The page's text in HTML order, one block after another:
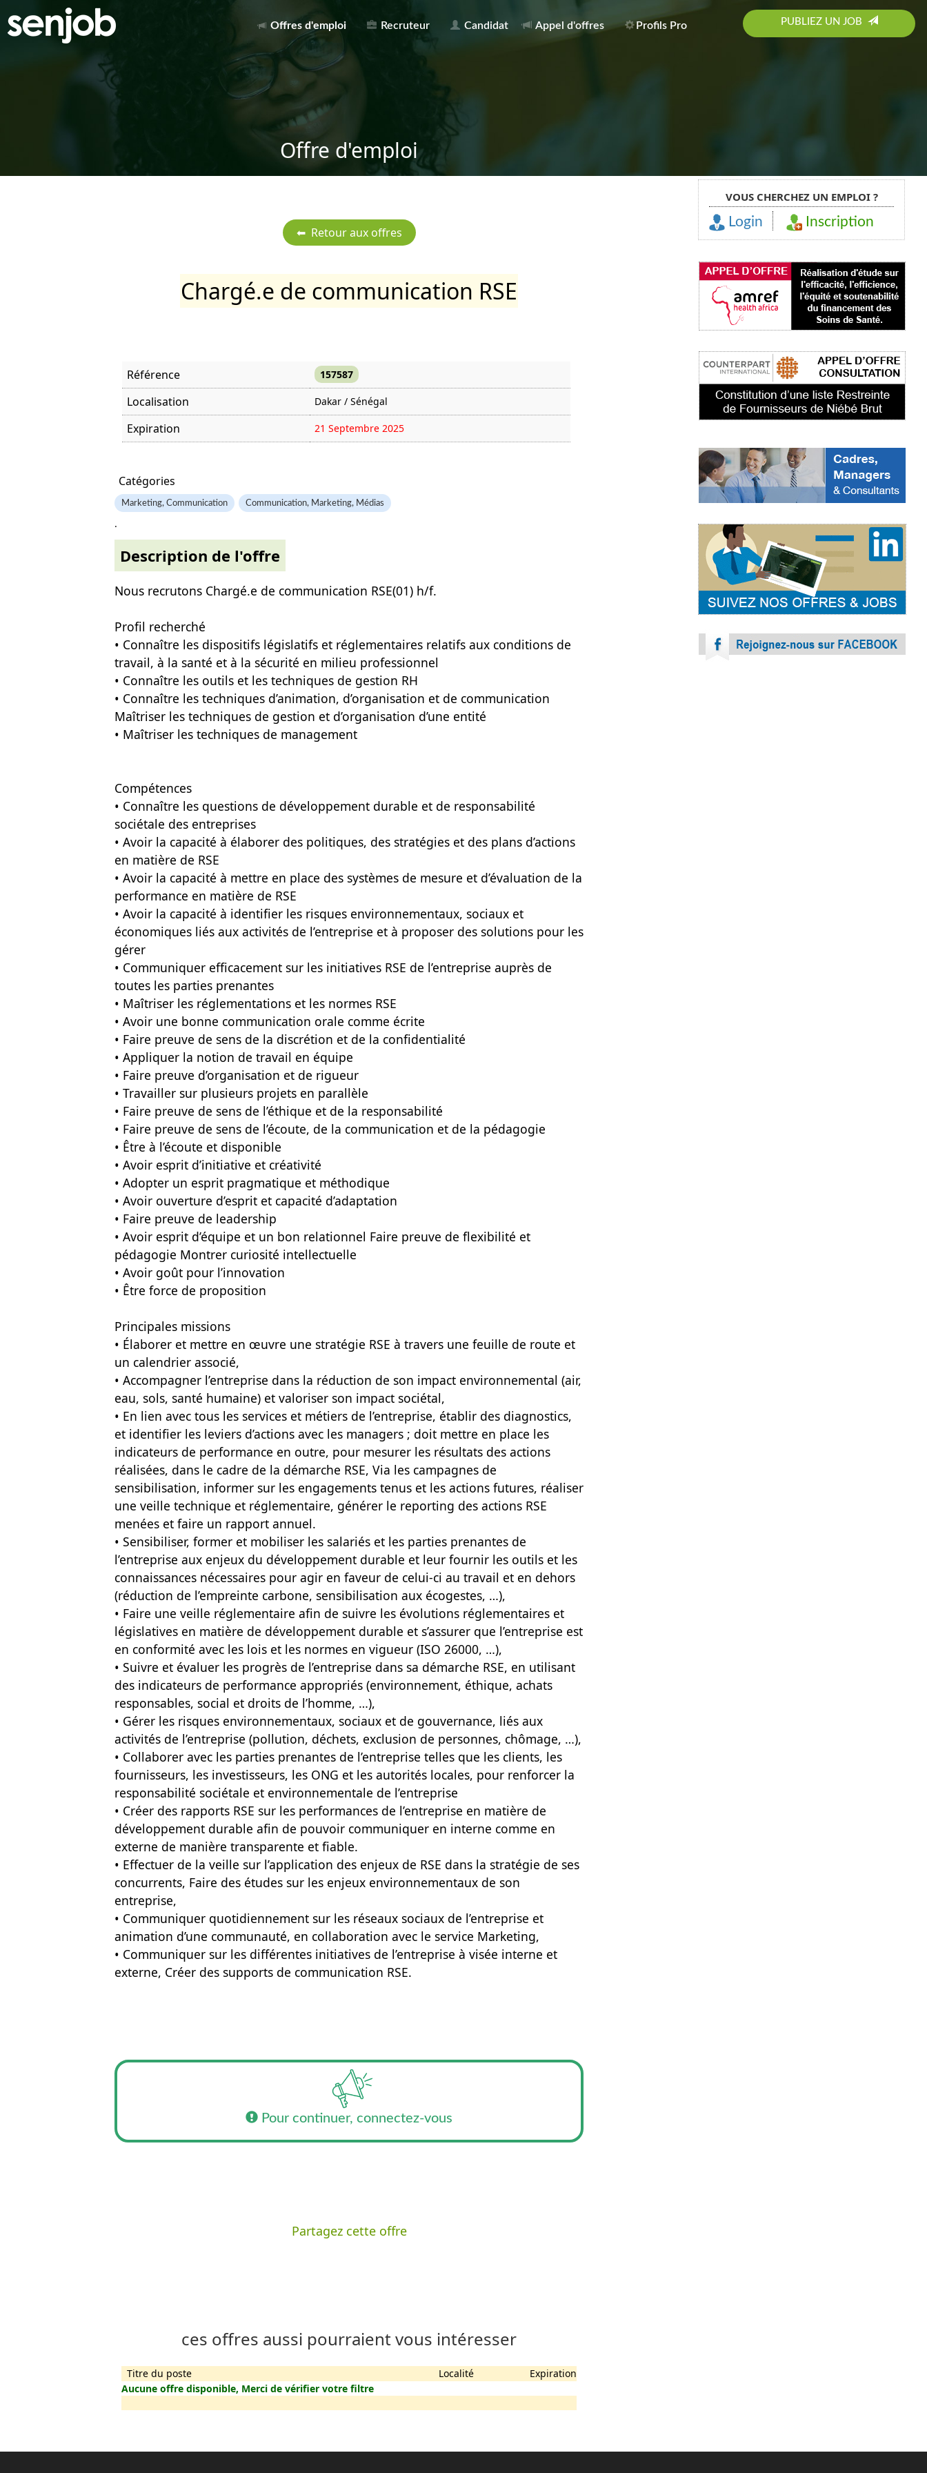
Offres d'emploi Recruteur Candidat Appel d'offres Profils Pro PUBLIEZ UN JOB
Offre d'emploi
Chargé.e de communication RSE
Référence 157587
Localisation Dakar / Sénégal
Expiration 21 Septembre 2025
Catégories
Marketing, Communication Communication, Marketing, Médias
.
Description de l'offre
Nous recrutons Chargé.e de communication RSE(01) h/f.
Profil recherché
• Connaître les dispositifs législatifs et réglementaires relatifs aux conditions de
travail, à la santé et à la sécurité en milieu professionnel
• Connaître les outils et les techniques de gestion RH
• Connaître les techniques d’animation, d’organisation et de communication
Maîtriser les techniques de gestion et d’organisation d’une entité
• Maîtriser les techniques de management
Compétences
• Connaître les questions de développement durable et de responsabilité
sociétale des entreprises
• Avoir la capacité à élaborer des politiques, des stratégies et des plans d’actions
en matière de RSE
• Avoir la capacité à mettre en place des systèmes de mesure et d’évaluation de la
performance en matière de RSE
• Avoir la capacité à identifier les risques environnementaux, sociaux et
économiques liés aux activités de l’entreprise et à proposer des solutions pour les
gérer
• Communiquer efficacement sur les initiatives RSE de l’entreprise auprès de
toutes les parties prenantes
• Maîtriser les réglementations et les normes RSE
• Avoir une bonne communication orale comme écrite
• Faire preuve de sens de la discrétion et de la confidentialité
• Appliquer la notion de travail en équipe
• Faire preuve d’organisation et de rigueur
• Travailler sur plusieurs projets en parallèle
• Faire preuve de sens de l’éthique et de la responsabilité
• Faire preuve de sens de l’écoute, de la communication et de la pédagogie
• Être à l’écoute et disponible
• Avoir esprit d’initiative et créativité
• Adopter un esprit pragmatique et méthodique
• Avoir ouverture d’esprit et capacité d’adaptation
• Faire preuve de leadership
• Avoir esprit d’équipe et un bon relationnel Faire preuve de flexibilité et
pédagogie Montrer curiosité intellectuelle
• Avoir goût pour l’innovation
• Être force de proposition
Principales missions
• Élaborer et mettre en œuvre une stratégie RSE à travers une feuille de route et
un calendrier associé,
• Accompagner l’entreprise dans la réduction de son impact environnemental (air,
eau, sols, santé humaine) et valoriser son impact sociétal,
• En lien avec tous les services et métiers de l’entreprise, établir des diagnostics,
et identifier les leviers d’actions avec les managers ; doit mettre en place les
indicateurs de performance en outre, pour mesurer les résultats des actions
réalisées, dans le cadre de la démarche RSE, Via les campagnes de
sensibilisation, informer sur les engagements tenus et les actions futures, réaliser
une veille technique et réglementaire, générer le reporting des actions RSE
menées et faire un rapport annuel.
• Sensibiliser, former et mobiliser les salariés et les parties prenantes de
l’entreprise aux enjeux du développement durable et leur fournir les outils et les
connaissances nécessaires pour agir en faveur de celui-ci au travail et en dehors
(réduction de l’empreinte carbone, sensibilisation aux écogestes, …),
• Faire une veille réglementaire afin de suivre les évolutions réglementaires et
législatives en matière de développement durable et s’assurer que l’entreprise est
en conformité avec les lois et les normes en vigueur (ISO 26000, …),
• Suivre et évaluer les progrès de l’entreprise dans sa démarche RSE, en utilisant
des indicateurs de performance appropriés (environnement, éthique, achats
responsables, social et droits de l’homme, …),
• Gérer les risques environnementaux, sociaux et de gouvernance, liés aux
activités de l’entreprise (pollution, déchets, exclusion de personnes, chômage, …),
• Collaborer avec les parties prenantes de l’entreprise telles que les clients, les
fournisseurs, les investisseurs, les ONG et les autorités locales, pour renforcer la
responsabilité sociétale et environnementale de l’entreprise
• Créer des rapports RSE sur les performances de l’entreprise en matière de
développement durable afin de pouvoir communiquer en interne comme en
externe de manière transparente et fiable.
• Effectuer de la veille sur l’application des enjeux de RSE dans la stratégie de ses
concurrents, Faire des études sur les enjeux environnementaux de son
entreprise,
• Communiquer quotidiennement sur les réseaux sociaux de l’entreprise et
animation d’une communauté, en collaboration avec le service Marketing,
• Communiquer sur les différentes initiatives de l’entreprise à visée interne et
externe, Créer des supports de communication RSE.
Pour continuer, connectez-vous
Partagez cette offre
ces offres aussi pourraient vous intéresser
Titre du poste Localité
Expiration
Aucune offre disponible, Merci de vérifier votre filtre
VOUS CHERCHEZ UN EMPLOI ?
Login Inscription